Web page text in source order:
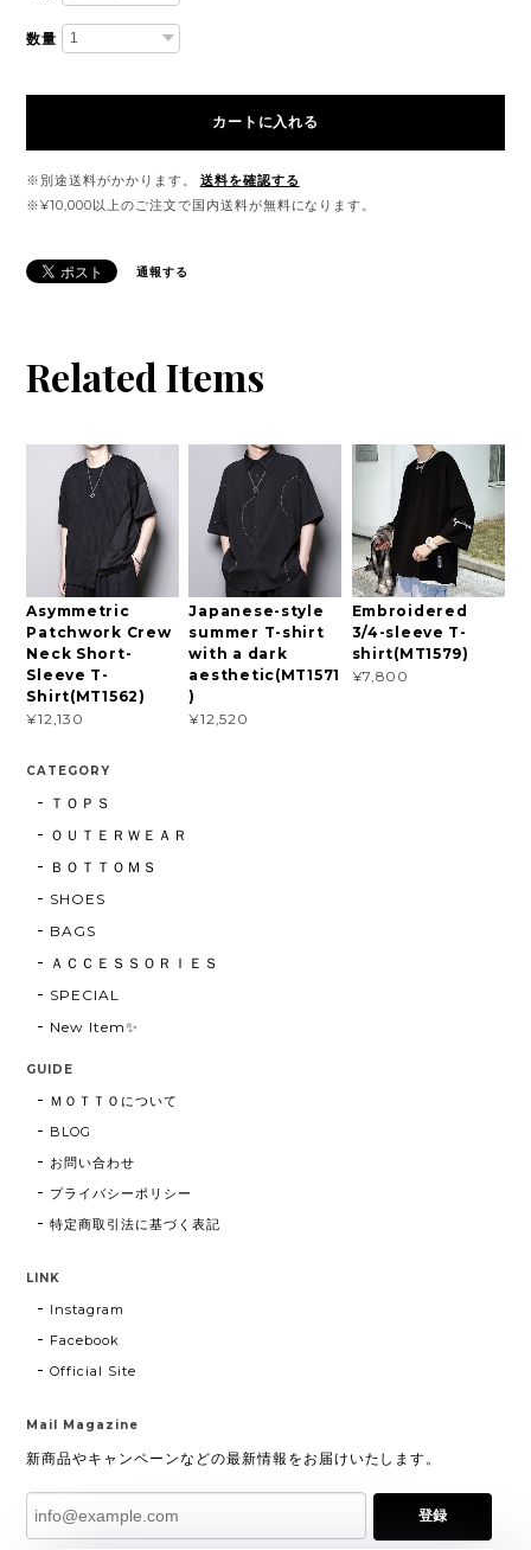
数量
カートに入れる
※別途送料がかかります。
送料を確認する
※¥10,000以上のご注文で国内送料が無料になります。
通報する
Related Items
Asymmetric
Patchwork Crew
Neck Short-
Sleeve T-
Shirt(MT1562)
¥12,130
Japanese-style
summer T-shirt
with a dark
aesthetic(MT1571
)
¥12,520
Embroidered
3/4-sleeve T-
shirt(MT1579)
¥7,800
CATEGORY
ＴＯＰＳ
ＯＵＴＥＲＷＥＡＲ
ＢＯＴＴＯＭＳ
SHOES
BAGS
ＡＣＣＥＳＳＯＲＩＥＳ
SPECIAL
New Item✨
GUIDE
ＭＯＴＴＯについて
BLOG
お問い合わせ
プライバシーポリシー
特定商取引法に基づく表記
LINK
Instagram
Facebook
Official Site
Mail Magazine
新商品やキャンペーンなどの最新情報をお届けいたします。
登録